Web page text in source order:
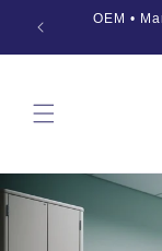
Aller au
contenu
• La
OEM •